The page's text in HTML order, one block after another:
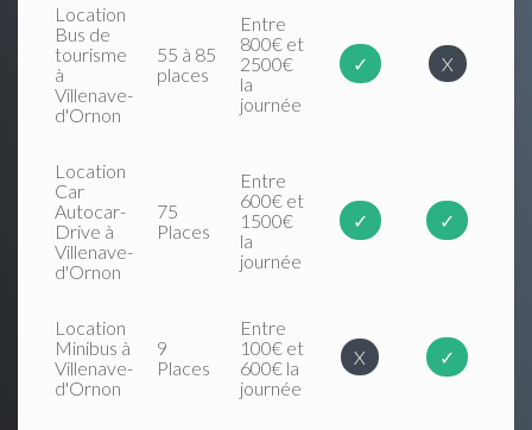
Location
Bus de
tourisme
à
Villenave-
d'Ornon
55 à 85
places
Entre
800€ et
2500€
la
journée
✓ X
Location
Car
Autocar-
Drive à
Villenave-
d'Ornon
75
Places
Entre
600€ et
1500€
la
journée
✓ ✓
Location
Minibus à
Villenave-
d'Ornon
9
Places
Entre
100€ et
600€ la
journée
X ✓